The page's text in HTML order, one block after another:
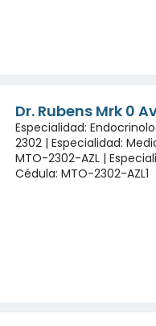
Dr. Rubens Mrk 0
Especialidad:
2302 | Especialidad:
MTO-2302-AZL |
Cédula: MTO-2302-AZL1